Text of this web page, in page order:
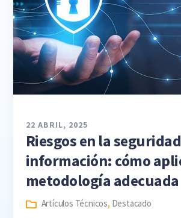
22 ABRIL, 2025
Riesgos en la
información: cómo
metodología adecuada
Artículos Técnicos, Destacado